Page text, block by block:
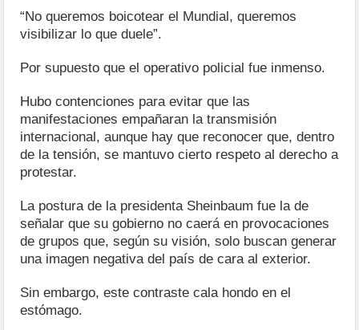
“No queremos boicotear el Mundial, queremos
visibilizar lo que duele”.
Por supuesto que el operativo policial fue inmenso.
Hubo contenciones para evitar que las
manifestaciones empañaran la transmisión
internacional, aunque hay que reconocer que, dentro
de la tensión, se mantuvo cierto respeto al derecho a
protestar.
La postura de la presidenta Sheinbaum fue la de
señalar que su gobierno no caerá en provocaciones
de grupos que, según su visión, solo buscan generar
una imagen negativa del país de cara al exterior.
Sin embargo, este contraste cala hondo en el
estómago.